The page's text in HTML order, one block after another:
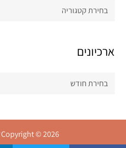
קטגוריות
ארכיונים
ארכיונים
Copyright © 2026